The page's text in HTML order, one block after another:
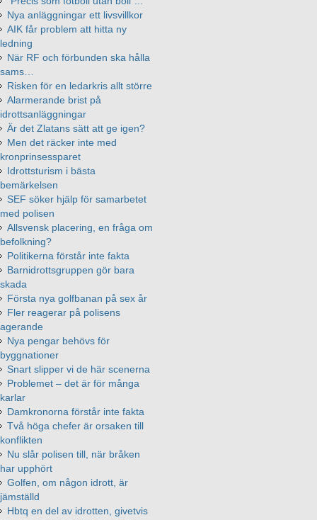
Nya anläggningar ett livsvillkor
AIK får problem att hitta ny
ledning
När RF och förbunden ska hålla
sams…
Risken för en ledarkris allt större
Alarmerande brist på
idrottsanläggningar
Är det Zlatans sätt att ge igen?
Men det räcker inte med
kronprinsessparet
Idrottsturism i bästa
bemärkelsen
SEF söker hjälp för samarbetet
med polisen
Allsvensk placering, en fråga om
befolkning?
Politikerna förstår inte fakta
Barnidrottsgruppen gör bara
skada
Första nya golfbanan på sex år
Fler reagerar på polisens
agerande
Nya pengar behövs för
byggnationer
Snart slipper vi de här scenerna
Problemet – det är för många
karlar
Damkronorna förstår inte fakta
Två höga chefer är orsaken till
konflikten
Nu slår polisen till, när bråken
har upphört
Golfen, om någon idrott, är
jämställd
Hbtq en del av idrotten, givetvis